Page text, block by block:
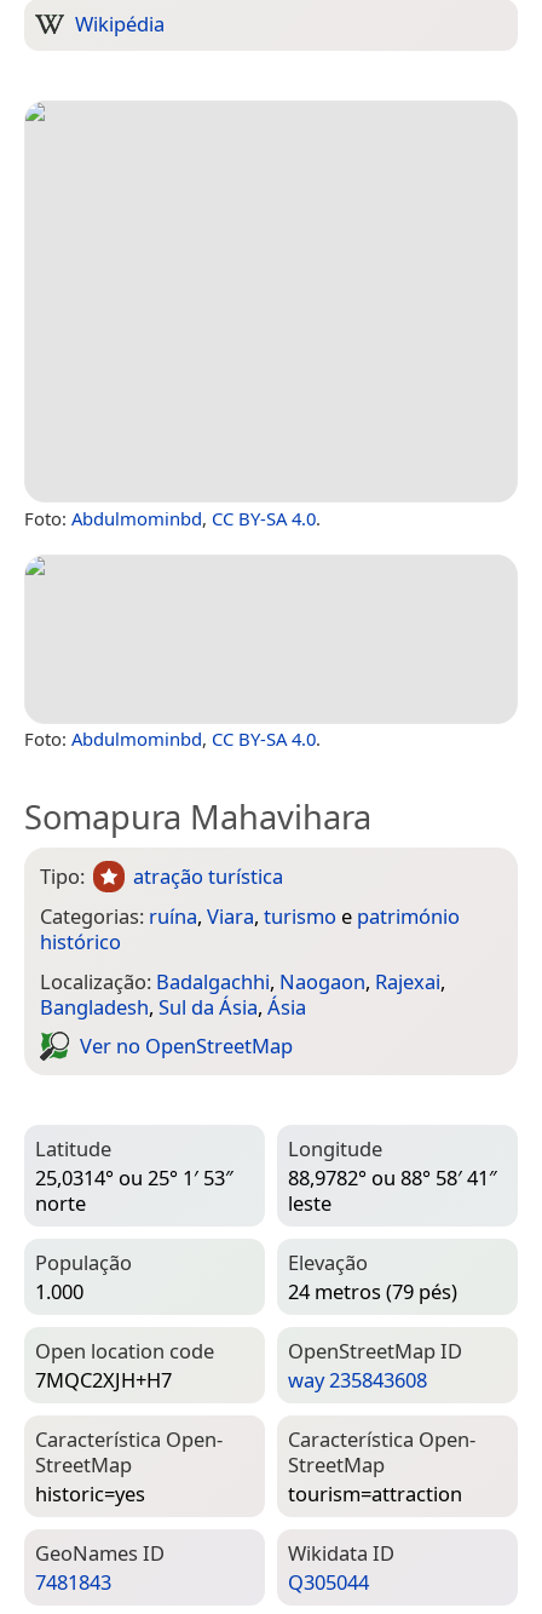
Wikipédia
Foto: Abdulmominbd, CC BY-SA 4.0.
Foto: Abdulmominbd, CC BY-SA 4.0.
Somapura Mahavihara
Tipo:
atração turística
Categorias: ruína, Viara, turismo e património
histórico
Localização: Badalgachhi, Naogaon, Rajexai,
Bangladesh, Sul da Ásia, Ásia
Ver no Open­Street­Map
Latitude
25,0314° ou 25° 1′ 53″
norte
Longitude
88,9782° ou 88° 58′ 41″
leste
População
1.000
Elevação
24 metros (79 pés)
Open location code
7MQC2XJH+H7
Open­Street­Map ID
way 235843608
Característica Open­
Street­Map
historic=­yes
Característica Open­
Street­Map
tourism=­attraction
Geo­Names ID
7481843
Wiki­data ID
Q305044